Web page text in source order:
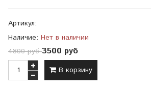
Артикул:
Наличие: Нет в наличии
4800 руб3500 руб
В корзину